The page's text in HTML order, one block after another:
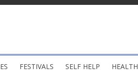
FESTIVALS SELF HELP HEALTH